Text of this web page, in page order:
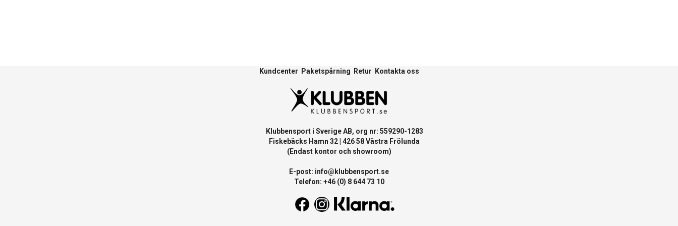
Kundcenter Paketspårning Retur Kontakta oss
Klubbensport i Sverige AB, org nr: 559290-1283
Fiskebäcks Hamn 32 | 426 58 Västra Frölunda
(Endast kontor och showroom)
E-post: info@klubbensport.se
Telefon: +46 (0) 8 644 73 10